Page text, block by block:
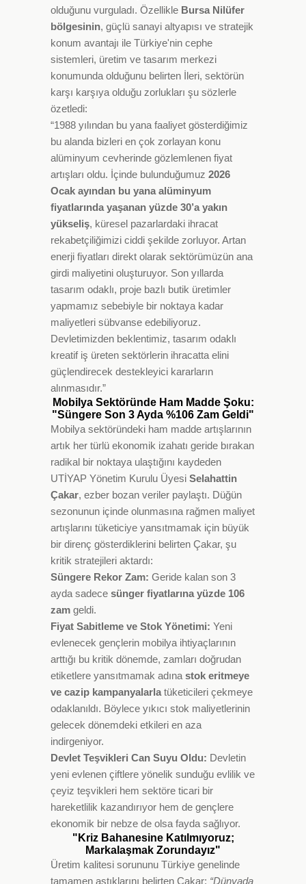
olduğunu vurguladı. Özellikle Bursa Nilüfer
bölgesinin, güçlü sanayi altyapısı ve stratejik
konum avantajı ile Türkiye'nin cephe
sistemleri, üretim ve tasarım merkezi
konumunda olduğunu belirten İleri, sektörün
karşı karşıya olduğu zorlukları şu sözlerle
özetledi:
“1988 yılından bu yana faaliyet gösterdiğimiz
bu alanda bizleri en çok zorlayan konu
alüminyum cevherinde gözlemlenen fiyat
artışları oldu. İçinde bulunduğumuz 2026
Ocak ayından bu yana alüminyum
fiyatlarında yaşanan yüzde 30’a yakın
yükseliş, küresel pazarlardaki ihracat
rekabetçiliğimizi ciddi şekilde zorluyor. Artan
enerji fiyatları direkt olarak sektörümüzün ana
girdi maliyetini oluşturuyor. Son yıllarda
tasarım odaklı, proje bazlı butik üretimler
yapmamız sebebiyle bir noktaya kadar
maliyetleri sübvanse edebiliyoruz.
Devletimizden beklentimiz, tasarım odaklı
kreatif iş üreten sektörlerin ihracatta elini
güçlendirecek destekleyici kararların
alınmasıdır.”
Mobilya Sektöründe Ham Madde Şoku:
"Süngere Son 3 Ayda %106 Zam Geldi"
Mobilya sektöründeki ham madde artışlarının
artık her türlü ekonomik izahatı geride bırakan
radikal bir noktaya ulaştığını kaydeden
UTİYAP Yönetim Kurulu Üyesi Selahattin
Çakar, ezber bozan veriler paylaştı. Düğün
sezonunun içinde olunmasına rağmen maliyet
artışlarını tüketiciye yansıtmamak için büyük
bir direnç gösterdiklerini belirten Çakar, şu
kritik stratejileri aktardı:
Süngere Rekor Zam: Geride kalan son 3
ayda sadece sünger fiyatlarına yüzde 106
zam geldi.
Fiyat Sabitleme ve Stok Yönetimi: Yeni
evlenecek gençlerin mobilya ihtiyaçlarının
arttığı bu kritik dönemde, zamları doğrudan
etiketlere yansıtmamak adına stok eritmeye
ve cazip kampanyalarla tüketicileri çekmeye
odaklanıldı. Böylece yıkıcı stok maliyetlerinin
gelecek dönemdeki etkileri en aza
indirgeniyor.
Devlet Teşvikleri Can Suyu Oldu: Devletin
yeni evlenen çiftlere yönelik sunduğu evlilik ve
çeyiz teşvikleri hem sektöre ticari bir
hareketlilik kazandırıyor hem de gençlere
ekonomik bir nebze de olsa fayda sağlıyor.
"Kriz Bahanesine Katılmıyoruz;
Markalaşmak Zorundayız"
Üretim kalitesi sorununu Türkiye genelinde
tamamen aştıklarını belirten Çakar; “Dünyada